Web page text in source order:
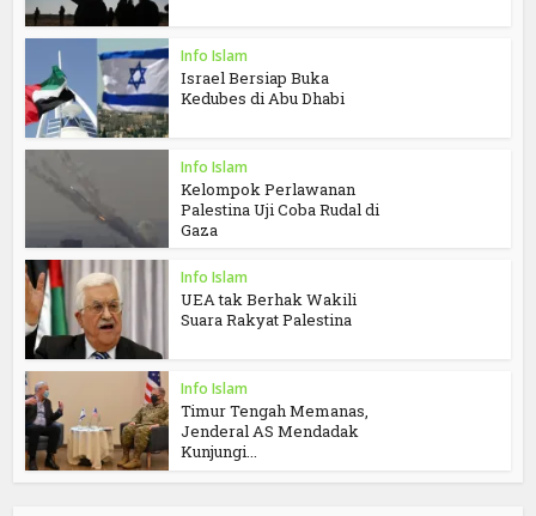
Info Islam
Israel Bersiap Buka
Kedubes di Abu Dhabi
Info Islam
Kelompok Perlawanan
Palestina Uji Coba Rudal di
Gaza
Info Islam
UEA tak Berhak Wakili
Suara Rakyat Palestina
Info Islam
Timur Tengah Memanas,
Jenderal AS Mendadak
Kunjungi...